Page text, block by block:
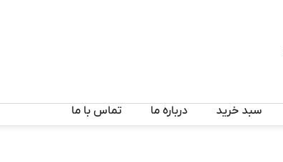
سبد خرید درباره ما تماس با ما